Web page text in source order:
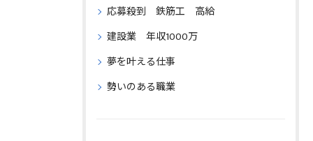
応募殺到 鉄筋工 高給
建設業 年収1000万
夢を叶える仕事
勢いのある職業